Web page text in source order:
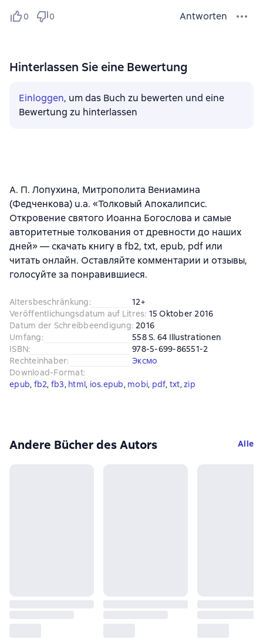
0 0 Antworten
Hinterlassen Sie eine Bewertung
Einloggen, um das Buch zu bewerten und eine
Bewertung zu hinterlassen
А. П. Лопухина, Митрополита Вениамина
(Федченкова) u.a. «Толковый Апокалипсис.
Откровение святого Иоанна Богослова и самые
авторитетные толкования от древности до наших
дней» — скачать книгу в fb2, txt, epub, pdf или
читать онлайн. Оставляйте комментарии и отзывы,
голосуйте за понравившиеся.
Altersbeschränkung:
12+
Veröffentlichungsdatum auf Litres: 15 Oktober 2016
Datum der Schreibbeendigung: 2016
Umfang:
558 S. 64 Illustrationen
ISBN:
978-5-699-86551-2
Rechteinhaber:
Эксмо
Download-Format:
epub, fb2, fb3, html, ios.epub, mobi, pdf, txt, zip
Andere Bücher des Autors Alle